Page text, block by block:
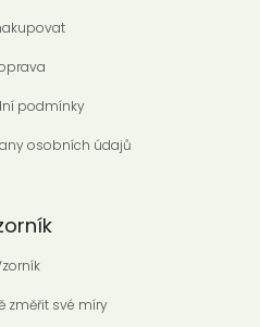
podmínky
osobních údajů
změřit své míry